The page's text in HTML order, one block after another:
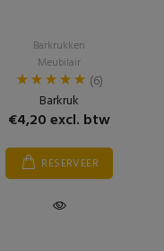
Barkrukken
Meubilair
(6)
Barkruk
€4,20 excl. btw
RESERVEER